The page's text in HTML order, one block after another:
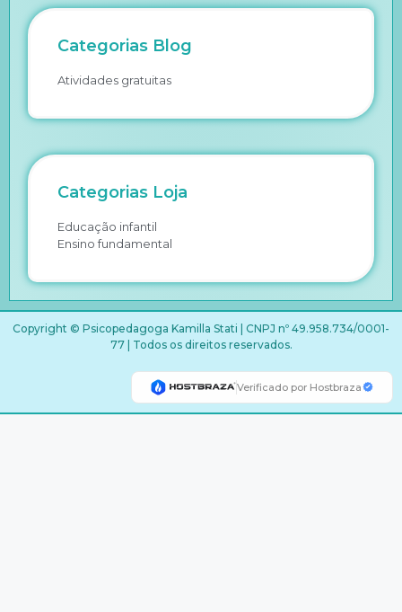
Categorias Blog
Atividades gratuitas
Categorias Loja
Educação infantil
Ensino fundamental
Copyright © Psicopedagoga Kamilla Stati | CNPJ nº 49.958.734/0001-
77 | Todos os direitos reservados.